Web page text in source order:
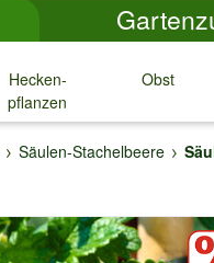
Hecken-
pflanzen
Obst
↓
Säulen-Stachelbeere